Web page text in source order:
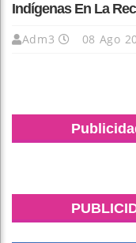
Indígenas En La
Adm3 08 Ago